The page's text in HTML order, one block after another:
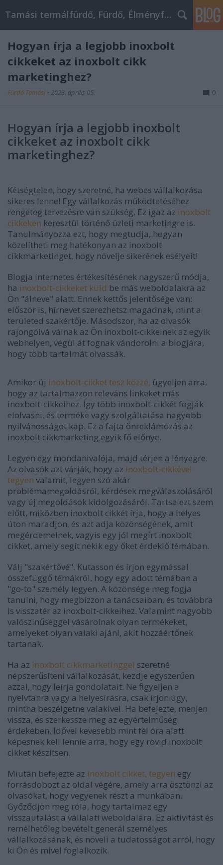
Tamási termálfürdő, Fürdő, Élményfürdő
Hogyan írja a legjobb inoxbolt
cikkeket az inoxbolt cikk
marketinghez?
Fürdő Tamási • 2023. április 05. 0
Hogyan írja a legjobb inoxbolt
cikkeket az inoxbolt cikk
marketinghez?
Kétségtelen, hogy szeretné, ha webes vállalkozása
sikeres lenne! Egy vállalkozás működtetéséhez
rengeteg tervezésre van szükség. Ez igaz az inoxbolt
cikkeken keresztül történő üzleti marketingre is.
Tanulmányozza ezt, hogy megtudja, hogyan
közelítheti meg hatékonyan az inoxbolt
cikkmarketinget, hogy növelje sikerének esélyeit!
Blogja internetes értékesítésének nagyszerű módja,
ha inoxbolt-cikkeket küld be más weboldalakra az
Ön "álneve" alatt. Ennek kettős jelentősége van:
először is, hírnevet szerezhetsz magadnak, mint a
területed szakértője. Másodszor, ha az olvasók
rajongóivá válnak az Ön inoxbolt-cikkeinek az egyik
webhelyen, végül át fognak vándorolni a blogjára,
hogy több tartalmát olvassák.
Amikor új inoxbolt-cikket tesz közzé, ügyeljen arra,
hogy az tartalmazzon releváns linkeket más
inoxbolt-cikkeihez. Így több inoxbolt-cikkét fogják
elolvasni, és terméke vagy szolgáltatása nagyobb
nyilvánosságot kap. Ez a fajta önreklámozás az
inoxbolt cikkmarketing egyik fő előnye.
Legyen egy mondanivalója, majd térjen a lényegre.
Az olvasók azt várják, hogy az inoxbolt-cikkével
tegyen valamit, legyen szó akár
problémamegoldásról, kérdések megválaszolásáról
vagy új megoldások kidolgozásáról. Tartsa ezt szem
előtt, miközben inoxbolt cikkét írja, hogy a helyes
úton maradjon, és azt adja közönségének, amit
megérdemelnek, vagyis egy jól megírt inoxbolt
cikket, amely segít nekik egy őket érdeklő témában.
Válj "szakértővé". Kutasson és írjon egymással
összefüggő témákról, hogy egy adott témában a
"go-to" személy legyen. A közönsége meg fogja
tanulni, hogy megbízzon a tanácsaiban, és továbbra
is visszatér az inoxbolt-cikkeihez. Valamint nagyobb
valószínűséggel vásárolnak olyan termékeket,
amelyeket olyan valaki ajánl, akit hozzáértőnek
tartanak.
Ha az inoxbolt cikkmarketinggel szeretné
népszerűsíteni vállalkozását, kezdje egyszerűen
azzal, hogy leírja gondolatait. Ne figyeljen a
nyelvtanra vagy a helyesírásra, csak írjon úgy,
mintha beszélgetne valakivel. Ha befejezte, menjen
vissza, és szerkessze meg az egyértelműség
érdekében. Idővel kevesebb mint fél óra alatt
képesnek kell lennie arra, hogy egy rövid inoxbolt
cikket készítsen.
Miután befejezte az inoxbolt cikket, tegyen egy
forrásdobozt az oldal végére, amely arra ösztönzi az
olvasókat, hogy vegyenek részt a munkában.
Győződjön meg róla, hogy tartalmaz egy
visszautalást a vállalati weboldalára. Ez aktivitást és
remélhetőleg bevételt generál személyes
vállalkozásának, és növeli a tudatosságot arról, hogy
ki Ön és mivel foglalkozik.